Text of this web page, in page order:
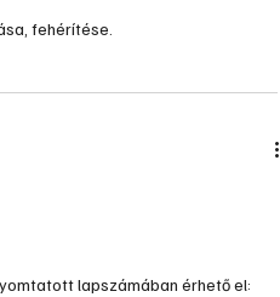
fehérítése.
lapszámában érhető el: